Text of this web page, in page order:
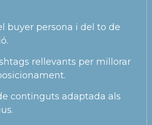
buyer persona i del to de
rellevants per millorar
continguts adaptada als